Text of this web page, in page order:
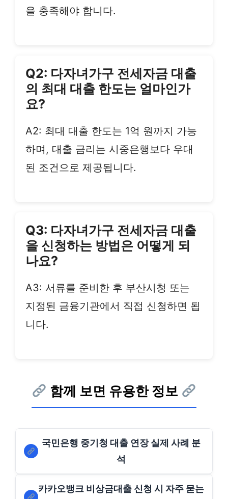
을 충족해야 합니다.
Q2: 다자녀가구 전세자금 대출
의 최대 대출 한도는 얼마인가
요?
A2: 최대 대출 한도는 1억 원까지 가능
하며, 대출 금리는 시중은행보다 우대
된 조건으로 제공됩니다.
Q3: 다자녀가구 전세자금 대출
을 신청하는 방법은 어떻게 되
나요?
A3: 서류를 준비한 후 부산시청 또는
지정된 금융기관에서 직접 신청하면 됩
니다.
함께 보면 유용한 정보
국민은행 중기청 대출 연장 실제 사례 분
석
카카오뱅크 비상금대출 신청 시 자주 묻는